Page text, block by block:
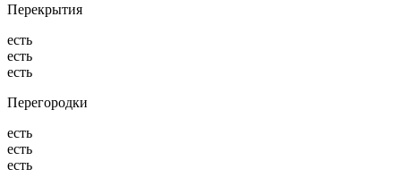
Перекрытия
есть
есть
есть
Перегородки
есть
есть
есть